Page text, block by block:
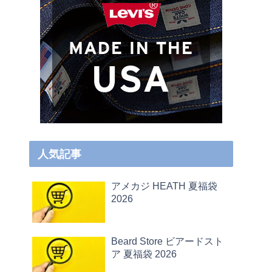
人気記事
アメカジ HEATH 夏福袋
2026
Beard Store ビアードスト
ア 夏福袋 2026